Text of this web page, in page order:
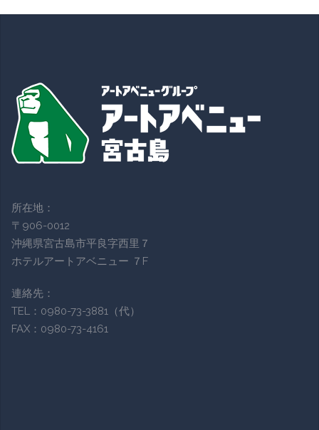
所在地：
〒906-0012
沖縄県宮古島市平良字西里７
ホテルアートアベニュー ７F
連絡先：
TEL：0980-73-3881（代）
FAX：0980-73-4161